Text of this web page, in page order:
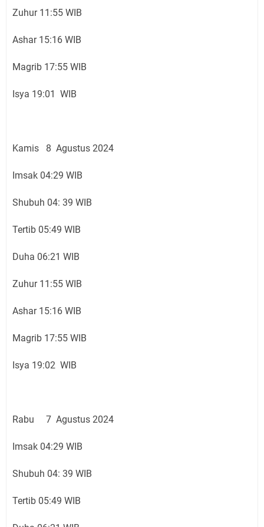
Zuhur 11:55 WIB
Ashar 15:16 WIB
Magrib 17:55 WIB
Isya 19:01 WIB
Kamis 8 Agustus 2024
Imsak 04:29 WIB
Shubuh 04: 39 WIB
Tertib 05:49 WIB
Duha 06:21 WIB
Zuhur 11:55 WIB
Ashar 15:16 WIB
Magrib 17:55 WIB
Isya 19:02 WIB
Rabu 7 Agustus 2024
Imsak 04:29 WIB
Shubuh 04: 39 WIB
Tertib 05:49 WIB